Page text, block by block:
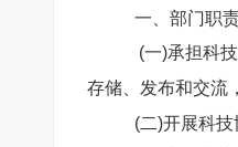
一、部门职
(一)承担科
存储、发布和交流
(二)开展科